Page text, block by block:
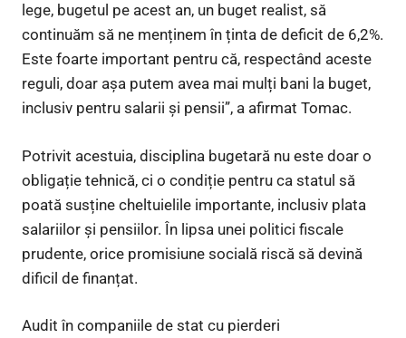
lege, bugetul pe acest an, un buget realist, să
continuăm să ne menținem în ținta de deficit de 6,2%.
Este foarte important pentru că, respectând aceste
reguli, doar așa putem avea mai mulți bani la buget,
inclusiv pentru salarii și pensii”, a afirmat Tomac.
Potrivit acestuia, disciplina bugetară nu este doar o
obligație tehnică, ci o condiție pentru ca statul să
poată susține cheltuielile importante, inclusiv plata
salariilor și pensiilor. În lipsa unei politici fiscale
prudente, orice promisiune socială riscă să devină
dificil de finanțat.
Audit în companiile de stat cu pierderi